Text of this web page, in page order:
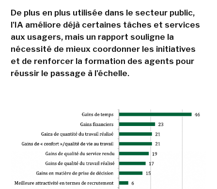
De plus en plus utilisée dans le secteur public,
l'IA améliore déjà certaines tâches et services
aux usagers, mais un rapport souligne la
nécessité de mieux coordonner les initiatives
et de renforcer la formation des agents pour
réussir le passage à l'échelle.